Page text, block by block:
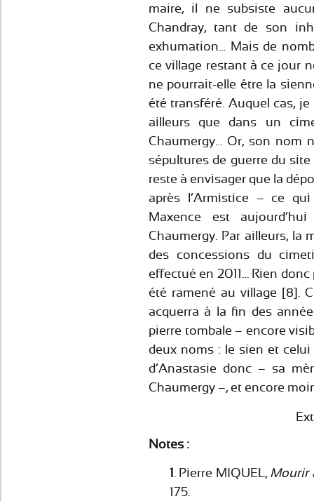
maire, il ne subsiste
Chandray, tant de son
exhumation… Mais de
ce village restant à ce jour
ne pourrait-elle être la
été transféré. Auquel cas,
ailleurs que dans un
Chaumergy… Or, son nom
sépultures de guerre du
reste à envisager que la
après l’Armistice – ce
Maxence est
Chaumergy. Par ailleurs, la
des concessions du
effectué en 2011… Rien
été ramené au village [8].
acquerra à la fin des
pierre tombale – encore
deux noms : le sien et celui
d’Anastasie donc – sa
Chaumergy –, et encore
Notes :
1 . Pierre MIQUEL, Mourir
175.